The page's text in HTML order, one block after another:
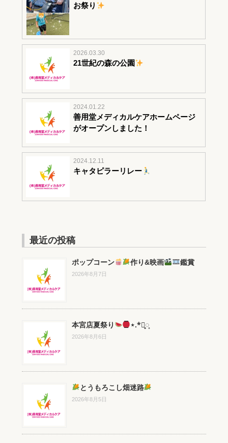
お祭り
2026.03.30
21世紀の森の公園
2024.01.22
善用堂メディカルケアホームページ
がオープンしました！
2024.12.11
キャタピラーリレー
最近の投稿
ポップコーン 作り&映画 鑑賞
2026年8月7日
本宮店夏祭り ⋆.*⃝̥◌̥
2026年8月6日
とうもろこし畑迷路
2026年8月5日